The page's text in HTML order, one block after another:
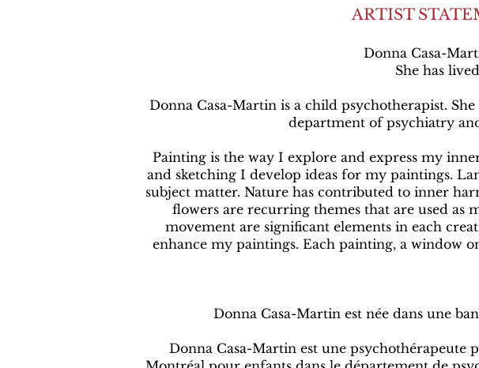
ARTIST
Donna Casa-
She has
Donna Casa-Martin is a child psychotherapist.
department of psychiatry
Painting is the way I explore and express my
and sketching I develop ideas for my paintings.
subject matter. Nature has contributed to inner
flowers are recurring themes that are used as
movement are significant elements in each
enhance my paintings. Each painting, a window
Donna Casa-Martin est née dans une
Donna Casa-Martin est une psychothérapeute